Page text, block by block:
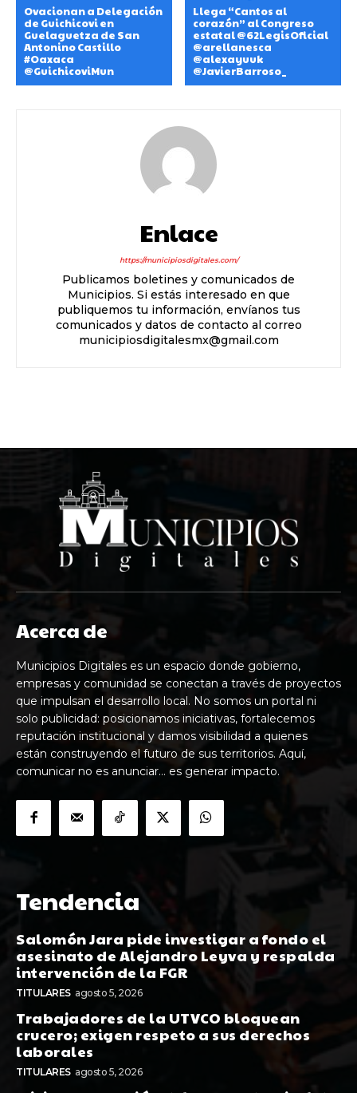
Ovacionan a Delegación
de Guichicovi en
Guelaguetza de San
Antonino Castillo
#Oaxaca
@GuichicoviMun
Llega “Cantos al
corazón” al Congreso
estatal @62LegisOficial
@arellanesca
@alexayuuk
@JavierBarroso_
Enlace
https://municipiosdigitales.com/
Publicamos boletines y comunicados de
Municipios. Si estás interesado en que
publiquemos tu información, envíanos tus
comunicados y datos de contacto al correo
municipiosdigitalesmx@gmail.com
Acerca de
Municipios Digitales es un espacio donde gobierno,
empresas y comunidad se conectan a través de proyectos
que impulsan el desarrollo local. No somos un portal ni
solo publicidad: posicionamos iniciativas, fortalecemos
reputación institucional y damos visibilidad a quienes
están construyendo el futuro de sus territorios. Aquí,
comunicar no es anunciar… es generar impacto.
Tendencia
Salomón Jara pide investigar a fondo el
asesinato de Alejandro Leyva y respalda
intervención de la FGR
TITULARES agosto 5, 2026
Trabajadores de la UTVCO bloquean
crucero; exigen respeto a sus derechos
laborales
TITULARES agosto 5, 2026